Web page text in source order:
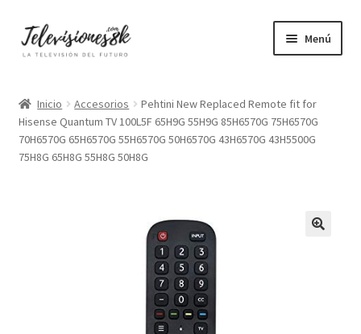
Ir
a
Ir
al
Menú
Medianas
Inicio Accesorios
Pehtini New Replaced Remote fit for
Hisense Quantum TV 100L5F 65H9G 55H9G 85H6570G 75H6570G
70H6570G 65H6570G 55H6570G 50H6570G 43H6570G 43H5500G
75H8G 65H8G 55H8G 50H8G